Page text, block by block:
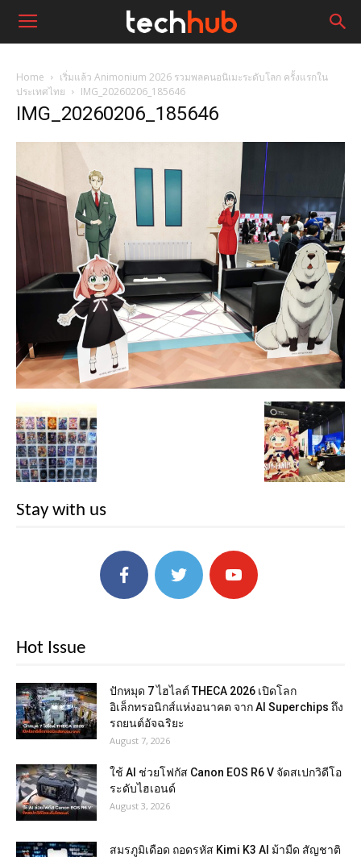
Home
เริ่มแล้ว Animonium 2026 รวมพลคนอนิเมะระดับโลก ครั้งแรกใน
ประเทศไทย
IMG_20260206_185646
IMG_20260206_185646
Stay with us
Hot Issue
ปักหมุด 7 ไฮไลต์ THECA 2026 เปิดโลก
อิเล็กทรอนิกส์แห่งอนาคต จาก AI Superchips ถึง
รถยนต์อัจฉริยะ
August 7, 2026
ใช้ AI ช่วยโฟกัส Canon EOS R6 V จัดสเปกวิดีโอ
ระดับไฮเอนด์
August 3, 2026
สมรภูมิเดือด ถอดรหัส Kimi K3 AI ม้ามืด สัญชาติ